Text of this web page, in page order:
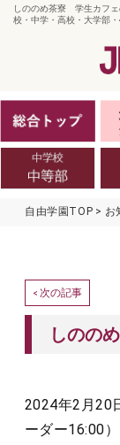
しののめ茶寮 学生カフェ
校・中学・高校・大学部
自由学園TOP お
< 次の記事
しのの
2024年2月20
ーダー16:00